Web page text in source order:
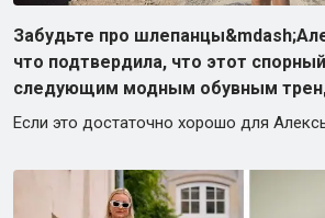
Забудьте про
что подтвердила, что этот
следующим модным обувным
Если это достаточно хорошо для